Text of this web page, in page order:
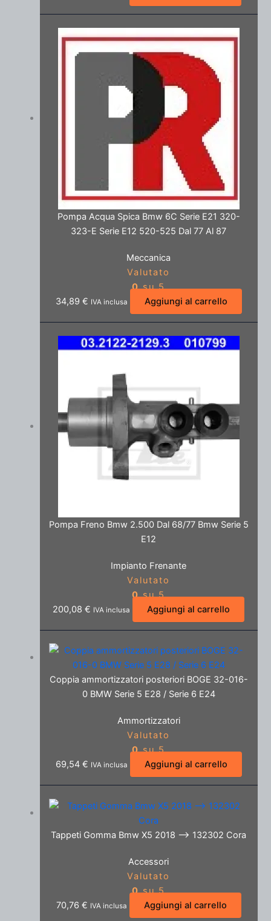
Pompa Acqua Spica Bmw 6C Serie E21 320-
323-E Serie E12 520-525 Dal 77 Al 87
Meccanica
Valutato
0su 5
34,89 € IVA inclusa Aggiungi al carrello
Pompa Freno Bmw 2.500 Dal 68/77 Bmw Serie 5
E12
Impianto Frenante
Valutato
0su 5
200,08€ IVA inclusa Aggiungi al carrello
Coppia ammortizzatori posteriori BOGE 32-016-
0 BMW Serie 5 E28 / Serie 6 E24
Ammortizzatori
Valutato
0su 5
69,54 € IVA inclusa Aggiungi al carrello
Tappeti Gomma Bmw X5 2018 –> 132302 Cora
Accessori
Valutato
0su 5
70,76 € IVA inclusa Aggiungi al carrello